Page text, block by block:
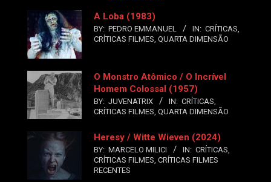
A Loba (1983)
BY: PEDRO EMMANUEL IN: CRÍTICAS
CRÍTICAS FILMES QUARTA DIMENSÃO
O Monstro Atômico / O Incrível
Homem Colossal (1957)
BY: JUVENATRIX IN: CRÍTICAS
CRÍTICAS FILMES QUARTA DIMENSÃO
Heresy / Witte Wieven (2024)
BY: MARCELO MILICI IN: CRÍTICAS
CRÍTICAS FILMES CRÍTICAS FILMES
RECENTES